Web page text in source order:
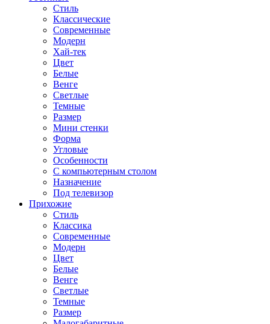
Стиль
Классические
Современные
Модерн
Хай-тек
Цвет
Белые
Венге
Светлые
Темные
Размер
Мини стенки
Форма
Угловые
Особенности
С компьютерным столом
Назначение
Под телевизор
Прихожие
Стиль
Классика
Современные
Модерн
Цвет
Белые
Венге
Светлые
Темные
Размер